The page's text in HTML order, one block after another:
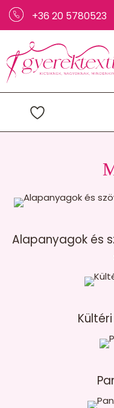
+36 20 5780523
Alapanyagok és